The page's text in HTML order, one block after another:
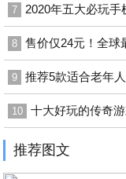
7 ​2020年五大必玩
8 售价仅24元！全球
9 推荐5款适合老年
10 十大好玩的传奇
推荐图文